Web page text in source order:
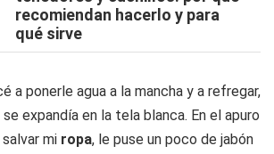
recomiendan hacerlo y para
qué sirve
a ponerle agua a la mancha y a refregar,
expandía en la tela blanca. En el apuro
mi ropa, le puse un poco de jabón